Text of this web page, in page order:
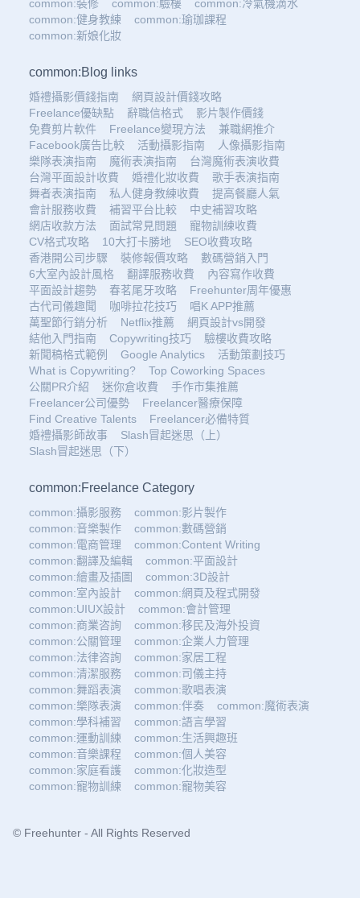
common:裝修
common:驗樓
common:冷氣機滴水
common:健身教練
common:瑜珈課程
common:新娘化妝
common:Blog links
婚禮攝影價錢指南
網頁設計價錢攻略
Freelance優缺點
辭職信格式
影片製作價錢
免費剪片軟件
Freelance變現方法
兼職網推介
Facebook廣告比較
活動攝影指南
人像攝影指南
樂隊表演指南
魔術表演指南
台灣魔術表演收費
台灣平面設計收費
婚禮化妝收費
歌手表演指南
舞者表演指南
私人健身教練收費
提高餐廳人氣
會計服務收費
補習平台比較
中史補習攻略
網店收款方法
面試常見問題
寵物訓練收費
CV格式攻略
10大打卡勝地
SEO收費攻略
香港開公司步驟
裝修報價攻略
數碼營銷入門
6大室內設計風格
翻譯服務收費
內容寫作收費
平面設計趨勢
春茗尾牙攻略
Freehunter周年優惠
古代司儀趣聞
咖啡拉花技巧
唱K APP推薦
萬聖節行銷分析
Netflix推薦
網頁設計vs開發
結他入門指南
Copywriting技巧
驗樓收費攻略
新聞稿格式範例
Google Analytics
活動策劃技巧
What is Copywriting?
Top Coworking Spaces
公關PR介紹
迷你倉收費
手作市集推薦
Freelancer公司優勢
Freelancer醫療保障
Find Creative Talents
Freelancer必備特質
婚禮攝影師故事
Slash冒起迷思（上）
Slash冒起迷思（下）
common:Freelance Category
common:攝影服務
common:影片製作
common:音樂製作
common:數碼營銷
common:電商管理
common:Content Writing
common:翻譯及編輯
common:平面設計
common:繪畫及插圖
common:3D設計
common:室內設計
common:網頁及程式開發
common:UIUX設計
common:會計管理
common:商業咨詢
common:移民及海外投資
common:公關管理
common:企業人力管理
common:法律咨詢
common:家居工程
common:清潔服務
common:司儀主持
common:舞蹈表演
common:歌唱表演
common:樂隊表演
common:伴奏
common:魔術表演
common:學科補習
common:語言學習
common:運動訓練
common:生活興趣班
common:音樂課程
common:個人美容
common:家庭看護
common:化妝造型
common:寵物訓練
common:寵物美容
© Freehunter - All Rights Reserved